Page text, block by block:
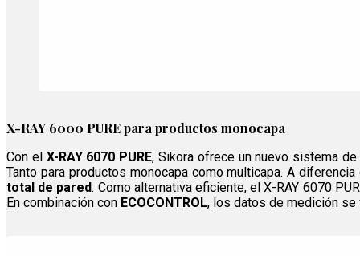
X-RAY 6000 PURE para productos monocapa
Con el X-RAY 6070 PURE, Sikora ofrece un nuevo sistema
Tanto para productos monocapa como multicapa. A
total de pared. Como alternativa eficiente, el X-RAY 6070
En combinación con ECOCONTROL, los datos de medición